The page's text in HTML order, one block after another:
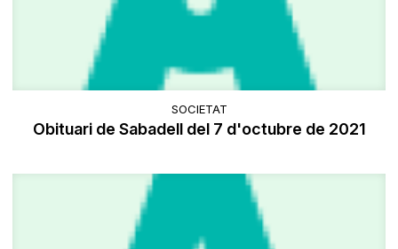
SOCIETAT
Obituari de Sabadell del 7 d'octubre de 2021